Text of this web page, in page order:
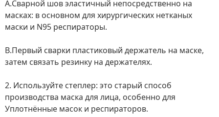
A.Сварной шовэластичный непосредственно на
масках: в основном для хирургических нетканых
маски и N95 респираторы.
B.Первый сварки пластиковый держатель на маске,
затем связать резинку на держателях.
2. Используйте степлер: это старый способ
производства маска для лица, особенно для
Уплотнённые масок и респираторов.